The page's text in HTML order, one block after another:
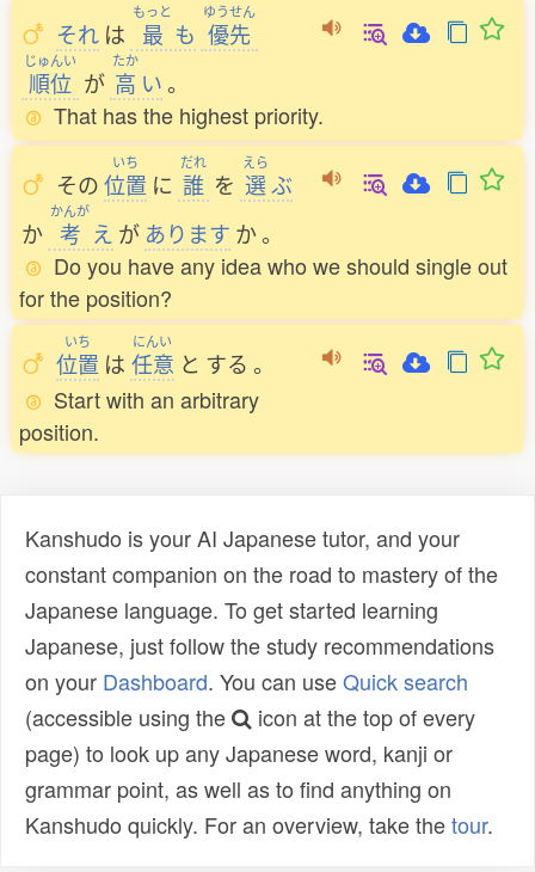
それ は
もっと
最 も
ゆうせん
優先
じゅんい
順位 が
たか
高 い。
That has the highest priority.
その
いち
位置 に
だれ
誰 を
えら
選ぶ
か
かんが
考 え が あります か。
Do you have any idea who we should single out
for the position?
いち
位置 は
にんい
任意 と する 。
Start with an arbitrary
position.
Kanshudo is your AI Japanese tutor, and your
constant companion on the road to mastery of the
Japanese language. To get started learning
Japanese, just follow the study recommendations
on your Dashboard. You can useQuick search
(accessible using the
icon at the top of every
page) to look up any Japanese word, kanji or
grammar point, as well as to find anything on
Kanshudo quickly. For an overview, take thetour.